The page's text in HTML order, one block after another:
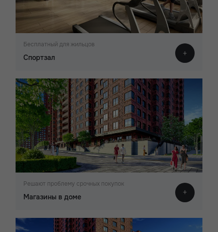
Бесплатный для жильцов
Спортзал
Решают проблему срочных покупок
Магазины в доме